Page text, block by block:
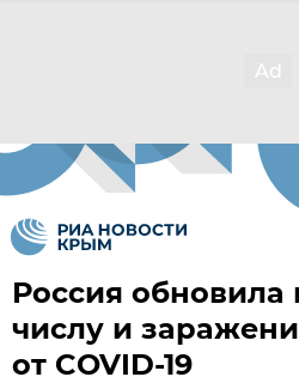
Россия
числу и
от COVID-19